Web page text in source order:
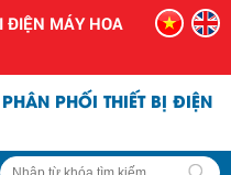
ĐIỆN MÁY HOA
PHỐI THIẾT BỊ ĐIỆN